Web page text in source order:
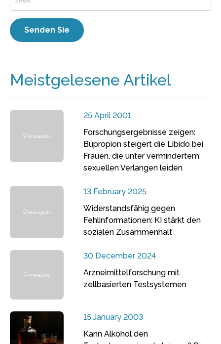
Meistgelesene Artikel
25 April 2001
Forschungsergebnisse zeigen:
Bupropion steigert die Libido bei
Frauen, die unter vermindertem
sexuellen Verlangen leiden
13 February 2025
Widerstandsfähig gegen
Fehlinformationen: KI stärkt den
sozialen Zusammenhalt
30 December 2024
Arzneimittelforschung mit
zellbasierten Testsystemen
15 January 2003
Kann Alkohol den